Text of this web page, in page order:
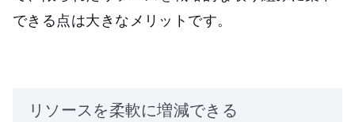
できる点は大きなメリットです。
リソースを柔軟に増減できる